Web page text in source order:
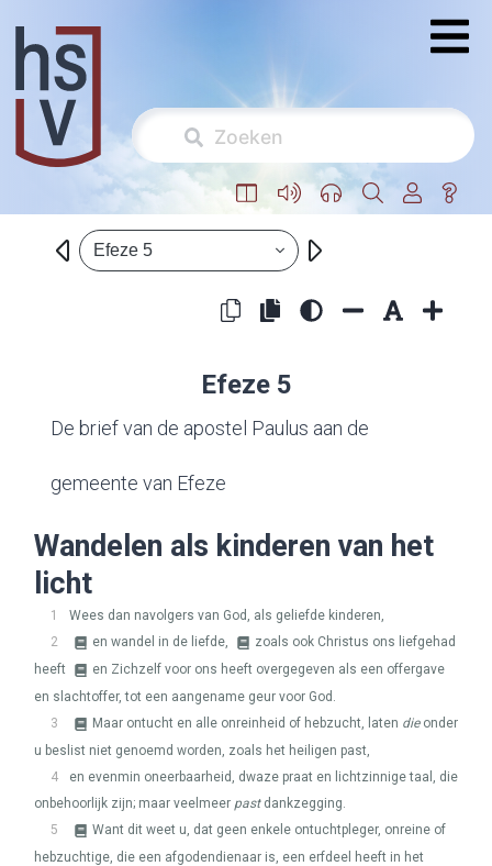
Efeze 5
Efeze 5
De brief van de apostel Paulus aan de
gemeente van Efeze
Wandelen als kinderen van het
licht
1
Wees dan navolgers van God, als geliefde kinderen,
2
en wandel in de liefde,
zoals ook Christus ons liefgehad
heeft
en Zichzelf voor ons heeft overgegeven als een offergave
en slachtoffer, tot een aangename geur voor God.
3
Maar ontucht en alle onreinheid of hebzucht, laten dieonder
u beslist niet genoemd worden, zoals het heiligen past,
4
en evenmin oneerbaarheid, dwaze praat en lichtzinnige taal, die
onbehoorlijk zijn; maar veelmeer pastdankzegging.
5
Want dit weet u, dat geen enkele ontuchtpleger, onreine of
hebzuchtige, die een afgodendienaar is, een erfdeel heeft in het